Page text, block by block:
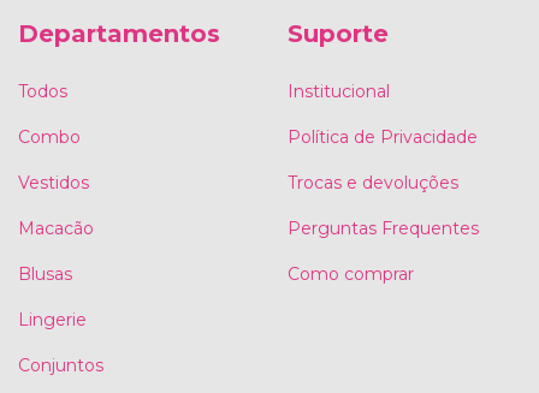
Departamentos
Todos
Combo
Vestidos
Macacão
Blusas
Lingerie
Conjuntos
Suporte
Institucional
Política de Privacidade
Trocas e devoluções
Perguntas Frequentes
Como comprar